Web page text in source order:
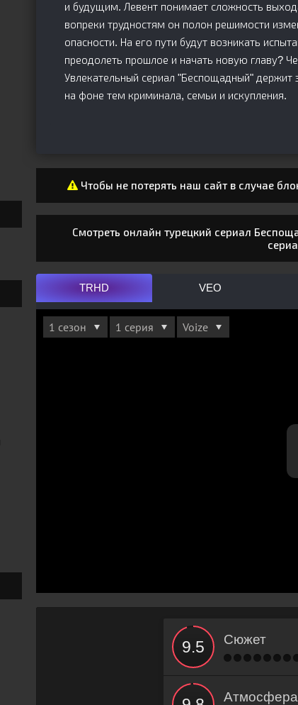
и будущим. Левент понимает сложность
вопреки трудностям он полон решимости
опасности. На его пути будут возникать
преодолеть прошлое и начать новую главу?
Увлекательный сериал "Беспощадный" держит
на фоне тем криминала, семьи и искупления.
Чтобы не потерять наш сайт в случае
Смотреть онлайн турецкий сериал
TRHD VEO
Сюжет
Атмосфера